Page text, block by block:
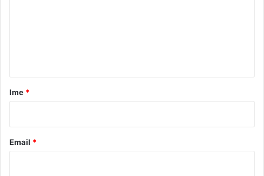
rIme *
Email *